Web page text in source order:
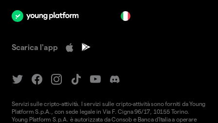
Scarica l'app
Servizi sulle cripto-attività. I servizi sulle cripto-attività sono forniti da Young
Platform S.p.A., con sede legale in Via F. Cigna 96/17, 10155 Torino.
Young Platform S.p.A. è autorizzata da Consob e Banca d'Italia a operare